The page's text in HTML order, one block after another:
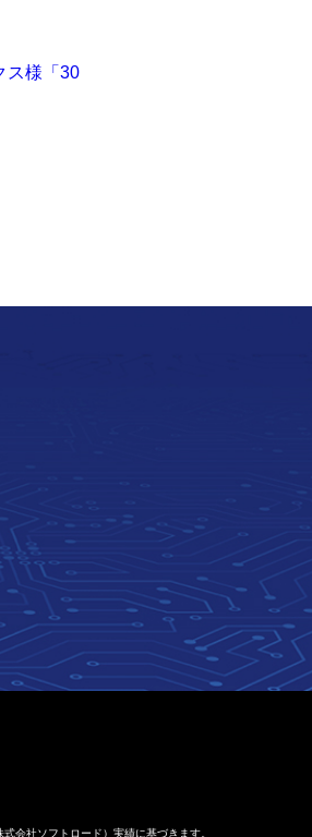
ス様「30
会社ソフトロード）実績に基づきます。